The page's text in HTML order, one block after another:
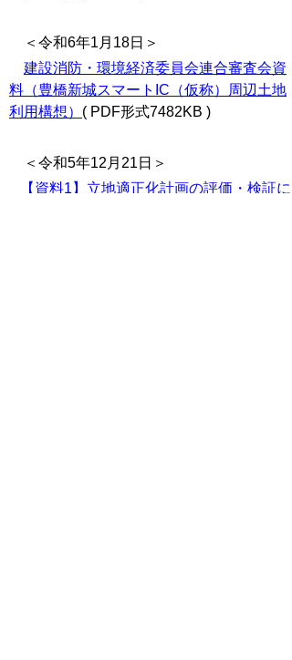
＜令和6年1月18日＞
建設消防・環境経済委員会連合審査会資
料（豊橋新城スマートIC（仮称）周辺土地
利用構想） ( PDF形式7482KB )
＜令和5年12月21日＞
【資料1】立地適正化計画の評価・検証に